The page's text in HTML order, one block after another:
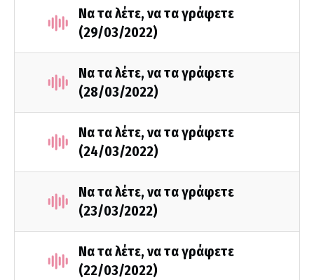
Να τα λέτε, να τα γράφετε
(29/03/2022)
Να τα λέτε, να τα γράφετε
(28/03/2022)
Να τα λέτε, να τα γράφετε
(24/03/2022)
Να τα λέτε, να τα γράφετε
(23/03/2022)
Να τα λέτε, να τα γράφετε
(22/03/2022)